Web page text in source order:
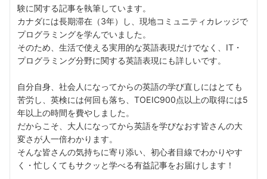
験に関する記事を執筆しています。
カナダには長期滞在（3年）し、現地コミュニティカレッジで
プログラミングを学んでいました。
そのため、生活で使える実用的な英語表現だけでなく、IT・
プログラミング分野に関する英語表現にも詳しいです。
自分自身、社会人になってからの英語の学び直しにはとても
苦労し、英検には何回も落ち、TOEIC900点以上の取得には5
年以上の時間を費やしました。
だからこそ、大人になってから英語を学びなおす皆さんの大
変さが人一倍わかります。
そんな皆さんの気持ちに寄り添い、初心者目線でわかりやす
く・忙しくてもサクッと学べる有益記事をお届けします！